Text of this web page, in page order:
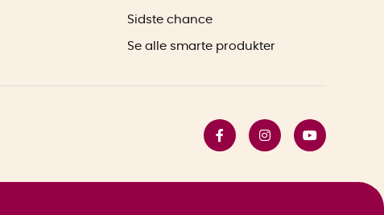
Sidste chance
Se alle smarte produkter